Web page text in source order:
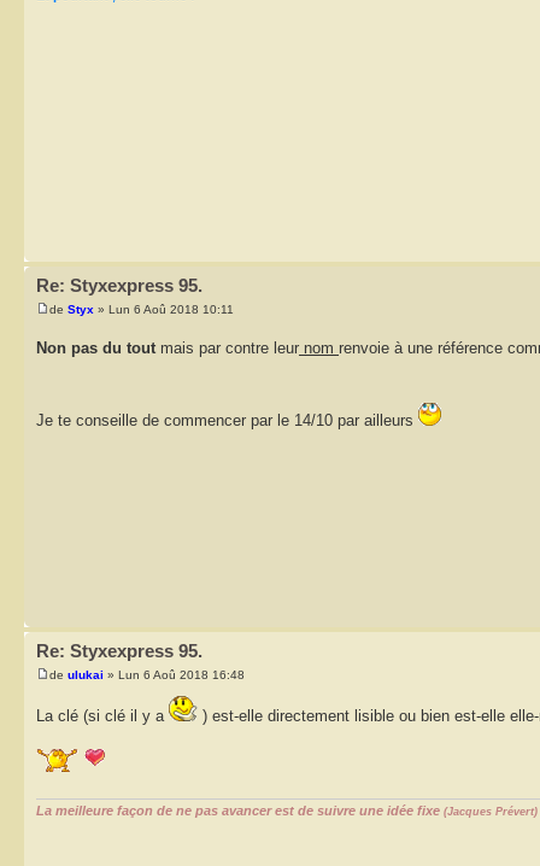
Re: Styxexpress 95.
de Styx » Lun 6 Aoû 2018 10:11
Non pas du tout mais par contre leur nom renvoie à une référence
Je te conseille de commencer par le 14/10 par ailleurs
Re: Styxexpress 95.
de ulukai » Lun 6 Aoû 2018 16:48
La clé (si clé il y a ) est-elle directement lisible ou bien est-elle
La meilleure façon de ne pas avancer est de suivre une idée fixe (Jacques Prévert)